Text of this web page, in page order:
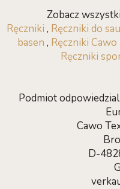
Zobacz
Ręczniki , Ręczniki do
basen , Ręczniki
Ręczniki
Podmiot
Cawo
D-